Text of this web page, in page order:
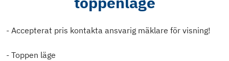
- Accepterat pris kontakta ansvarig mäklare för visning!
- Toppen läge